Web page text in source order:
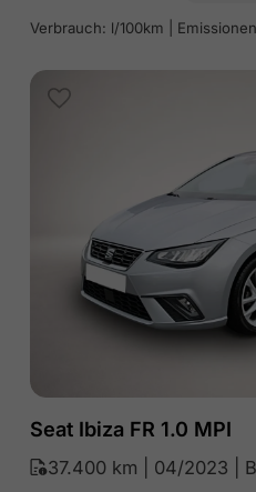
Verbrauch: l/100km |
Seat Ibiza FR 1.0 MPI
37.400 km | 04/2023 |